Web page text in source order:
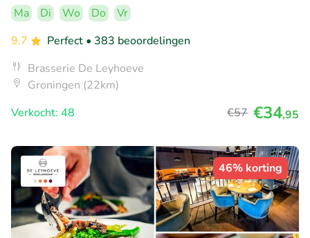
Ma Di Wo Do
Vr
9.7
Perfect • 383 beoordelingen
Brasserie De Leyhoeve
Groningen (22km)
Verkocht: 48
€57 €34,95
46% korting